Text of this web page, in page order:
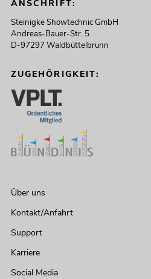
ANSCHRIFT:
Steinigke Showtechnic GmbH
Andreas-Bauer-Str. 5
D-97297 Waldbüttelbrunn
ZUGEHÖRIGKEIT:
Über uns
Kontakt/Anfahrt
Support
Karriere
Social Media